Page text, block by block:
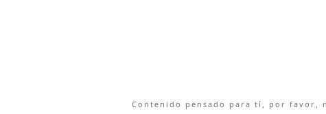
Contenido pensado para tí, por favor,